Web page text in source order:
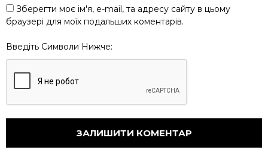
Зберегти моє ім'я, e-mail, та адресу сайту в цьому
браузері для моїх подальших коментарів.
Введіть Символи Нижче: